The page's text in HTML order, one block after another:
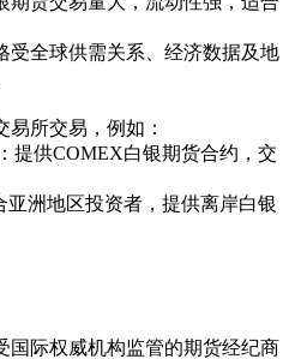
受全球供需关系、经济数据及地
所交易，例如：
提供COMEX白银期货合约，交
洲地区投资者，提供离岸白银
国际权威机构监管的期货经纪商